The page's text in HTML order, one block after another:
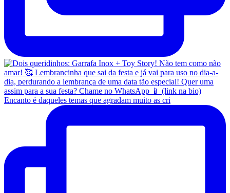
Encanto é daqueles temas que agradam muito as cri